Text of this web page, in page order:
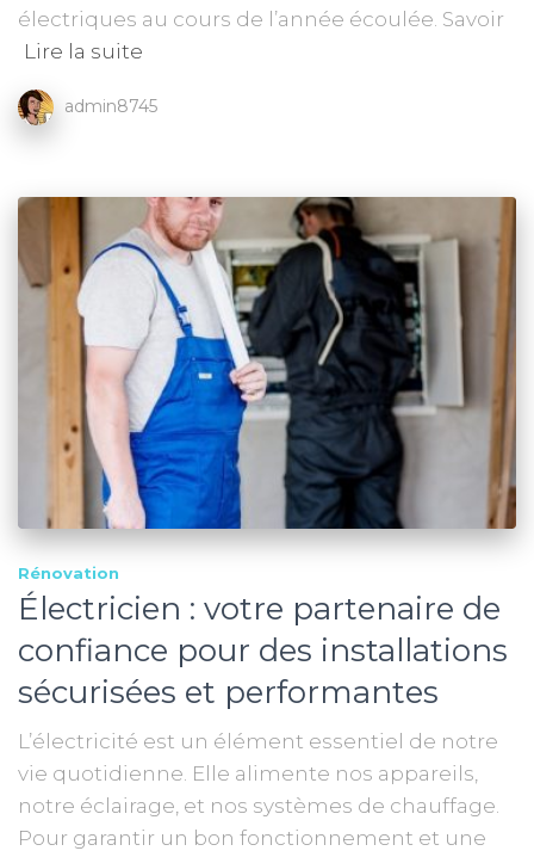
électriques au cours de l’année écoulée. Savoir
Lire la suite
admin8745
Rénovation
Électricien : votre partenaire de
confiance pour des installations
sécurisées et performantes
L’électricité est un élément essentiel de notre
vie quotidienne. Elle alimente nos appareils,
notre éclairage, et nos systèmes de chauffage.
Pour garantir un bon fonctionnement et une